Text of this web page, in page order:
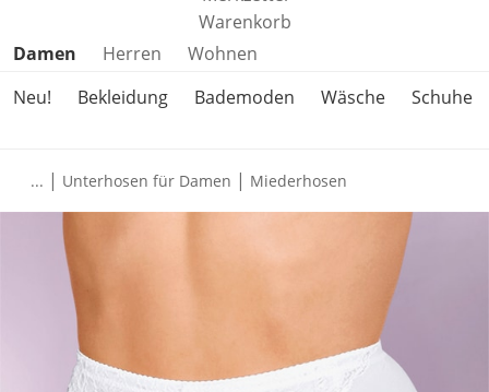
Warenkorb
Produktkategorien überspringen
Damen Herren
Wohnen
Neu!
Bekleidung Bademoden Wäsche Schuhe
... | Unterhosen für Damen | Miederhosen